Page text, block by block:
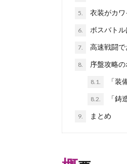
5. 衣装がカワ
6. ボスバトル
7. 高速戦闘で
8. 序盤攻略の
8.1. 「装
8.2. 「鋳
9. まとめ